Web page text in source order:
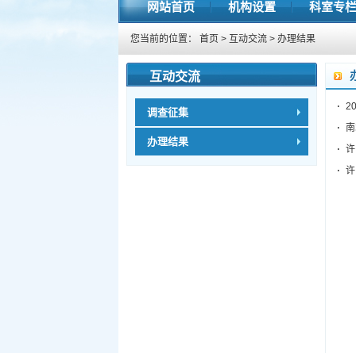
网站首页 机构设置 科室专栏
您当前的位置： 首页 > 互动交流> 办理结果
互动交流
调查征集
办理结果